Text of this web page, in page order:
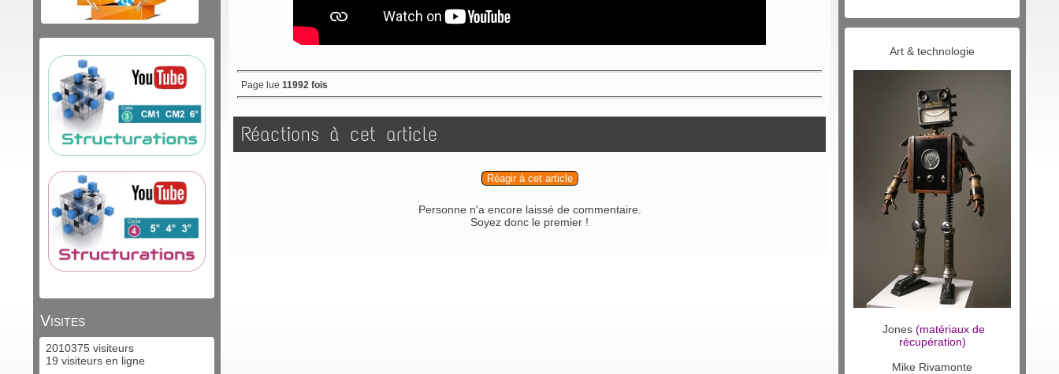
Visites
2010375 visiteurs
19 visiteurs en ligne
Page lue 11992 fois
Réactions à cet article
Réagir à cet article
Personne n'a encore laissé de commentaire.
Soyez donc le premier !
Art & technologie
Jones (matériaux de
récupération)
Mike Rivamonte